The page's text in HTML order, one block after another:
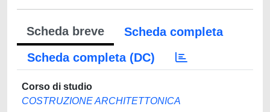
Scheda breve
Scheda completa
Scheda completa (DC)
Corso di studio
COSTRUZIONE ARCHITETTONICA